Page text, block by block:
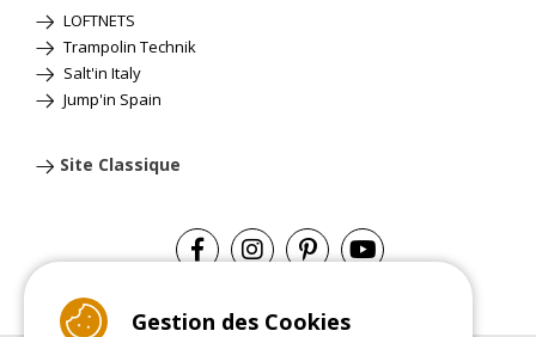
LOFTNETS
Trampolin Technik
Salt'in Italy
Jump'in Spain
Site Classique
Gestion des Cookies